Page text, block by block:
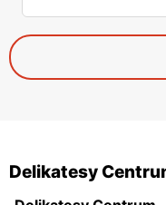
Delikatesy